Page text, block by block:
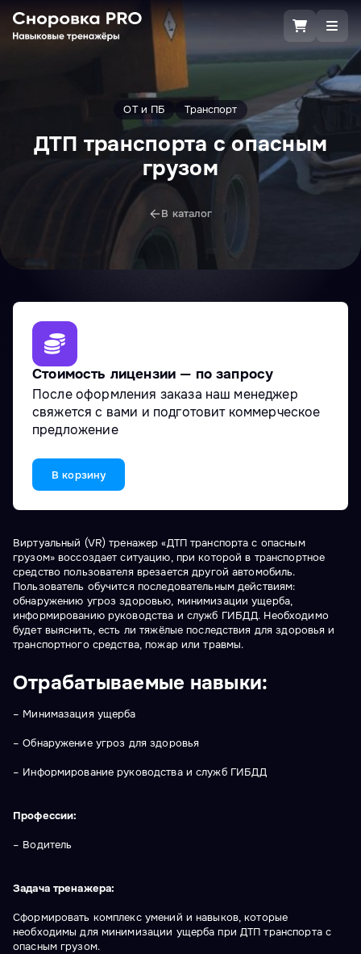
ОТ и ПБ Транспорт
ДТП транспорта с опасным
грузом
В каталог
Стоимость лицензии — по запросу
После оформления заказа наш менеджер
свяжется с вами и подготовит коммерческое
предложение
В корзину
Виртуальный (VR) тренажер «ДТП транспорта с опасным
грузом» воссоздает ситуацию, при которой в транспортное
средство пользователя врезается другой автомобиль.
Пользователь обучится последовательным действиям:
обнаружению угроз здоровью, минимизации ущерба,
информированию руководства и служб ГИБДД. Необходимо
будет выяснить, есть ли тяжёлые последствия для здоровья и
транспортного средства, пожар или травмы.
Отрабатываемые навыки:
– Минимазация ущерба
– Обнаружение угроз для здоровья
– Информирование руководства и служб ГИБДД
Профессии:
– Водитель
Задача тренажера:
Сформировать комплекс умений и навыков, которые
необходимы для минимизации ущерба при ДТП транспорта с
опасным грузом.